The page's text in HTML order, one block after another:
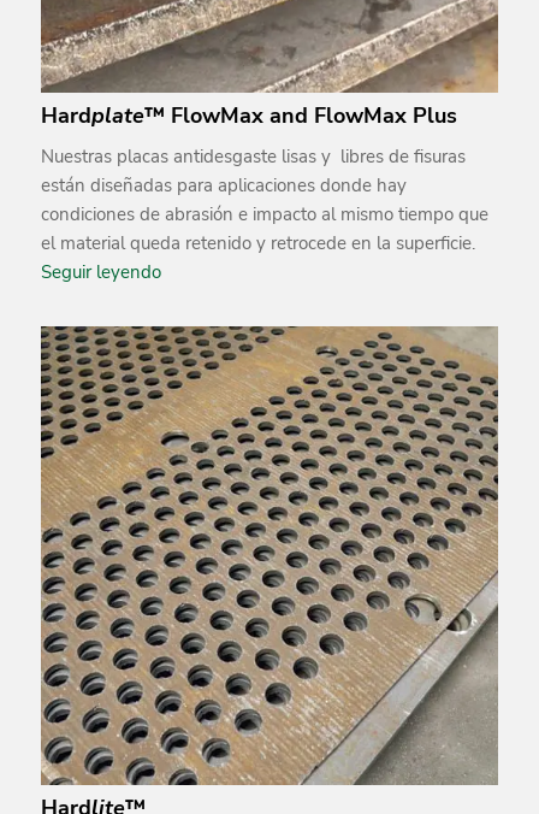
Hardplate™ FlowMax and FlowMax Plus
Nuestras placas antidesgaste lisas y libres de fisuras
están diseñadas para aplicaciones donde hay
condiciones de abrasión e impacto al mismo tiempo que
el material queda retenido y retrocede en la superficie.
Seguir leyendo
Hardlite™